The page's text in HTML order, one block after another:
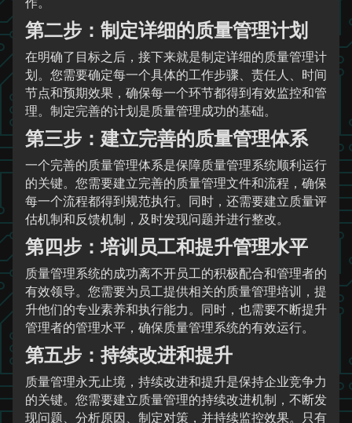
第二步：制定详细的质量管理计划
在明确了目标之后，接下来就是制定详细的质量管理计
划。您需要确定每一个具体的工作步骤、责任人、时间
节点和预期效果，确保每一个环节都得到有效监控和管
理。制定完善的计划是质量管理成功的基础。
第三步：建立完善的质量管理体系
一个完善的质量管理体系是保障质量管理系统顺利运行
的关键。您需要建立完善的质量管理文件和流程，确保
每一个流程都得到规范执行。同时，还需要建立质量评
估机制和反馈机制，及时发现问题并进行整改。
第四步：培训员工和提升管理水平
质量管理系统的成功离不开员工的积极配合和管理者的
有效领导。您需要为员工提供相关的质量管理培训，提
升他们的专业素养和执行能力。同时，也需要不断提升
管理者的管理水平，确保质量管理系统的有效运行。
第五步：持续改进和提升
质量管理永无止境，持续改进和提升是保持企业竞争力
的关键。您需要建立质量管理的持续改进机制，不断发
现问题、分析原因、制定对策，并持续监控效果。只有